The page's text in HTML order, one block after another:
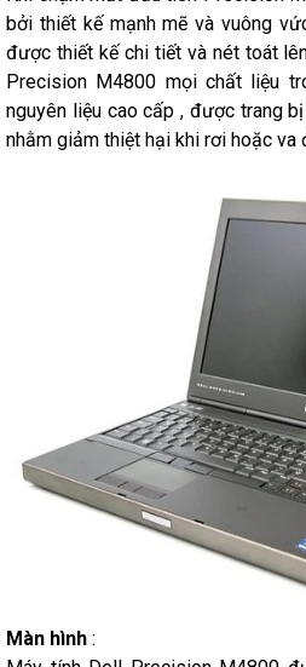
bởi thiết kế mạnh mẽ và vuông
được thiết kế chi tiết và nét toát
Precision M4800 mọi chất liệu
nguyên liệu cao cấp , được trang
nhằm giảm thiệt hại khi rơi hoặc va
Màn hình :